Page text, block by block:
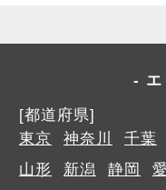
エ
[都道府県]
東京
神奈川 千葉
山形
新潟 静岡